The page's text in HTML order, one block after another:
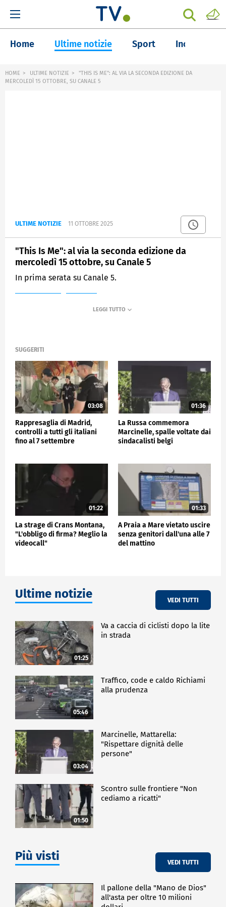
Home Ultime notizie Sport Inchieste
HOME ULTIME NOTIZIE
"THIS IS ME": AL VIA LA SECONDA EDIZIONE DA
MERCOLEDÌ 15 OTTOBRE, SU CANALE 5
ULTIME NOTIZIE 11 OTTOBRE 2025
"This Is Me": al via la seconda edizione da
mercoledì 15 ottobre, su Canale 5
In prima serata su Canale 5.
SUGGERITI
03:08
Rappresaglia di Madrid,
controlli a tutti gli italiani
fino al 7 settembre
01:36
La Russa commemora
Marcinelle, spalle voltate dai
sindacalisti belgi
01:22
La strage di Crans Montana,
"L'obbligo di firma? Meglio la
videocall"
01:33
A Praia a Mare vietato uscire
senza genitori dall'una alle 7
del mattino
Ultime notizie VEDI TUTTI
01:25
Va a caccia di ciclisti dopo la lite
in strada
05:46
Traffico, code e caldo Richiami
alla prudenza
03:04
Marcinelle, Mattarella:
"Rispettare dignità delle
persone"
01:50
Scontro sulle frontiere "Non
cediamo a ricatti"
Più visti VEDI TUTTI
Il pallone della "Mano de Dios"
all'asta per oltre 10 milioni